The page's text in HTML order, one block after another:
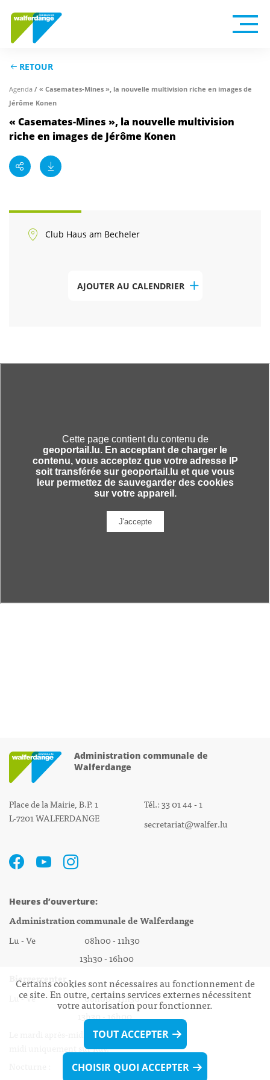
RETOUR
Agenda / « Casemates-Mines », la nouvelle multivision riche en images de
Jérôme Konen
« Casemates-Mines », la nouvelle multivision
riche en images de Jérôme Konen
Club Haus am Becheler
AJOUTER AU CALENDRIER
Administration communale de
Walferdange
Place de la Mairie, B.P. 1
L-7201 WALFERDANGE
Tél.: 33 01 44 - 1
secretariat@walfer.lu
Heures d’ouverture:
Administration communale de Walferdange
Lu - Ve 08h00 - 11h30
13h30 - 16h00
Biergercenter
Lu - Ve 08h00 - 11h30
13h30 - 16h00
Le mardi après-midi et le vendredi après-
midi uniquement sur Rdv.
Certains cookies sont nécessaires au fonctionnement de
ce site. En outre, certains services externes nécessitent
votre autorisation pour fonctionner.
TOUT ACCEPTER
CHOISIR QUOI ACCEPTER